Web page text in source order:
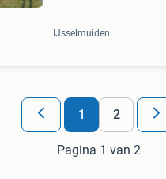
IJsselmuiden
1 2
Pagina 1 van 2